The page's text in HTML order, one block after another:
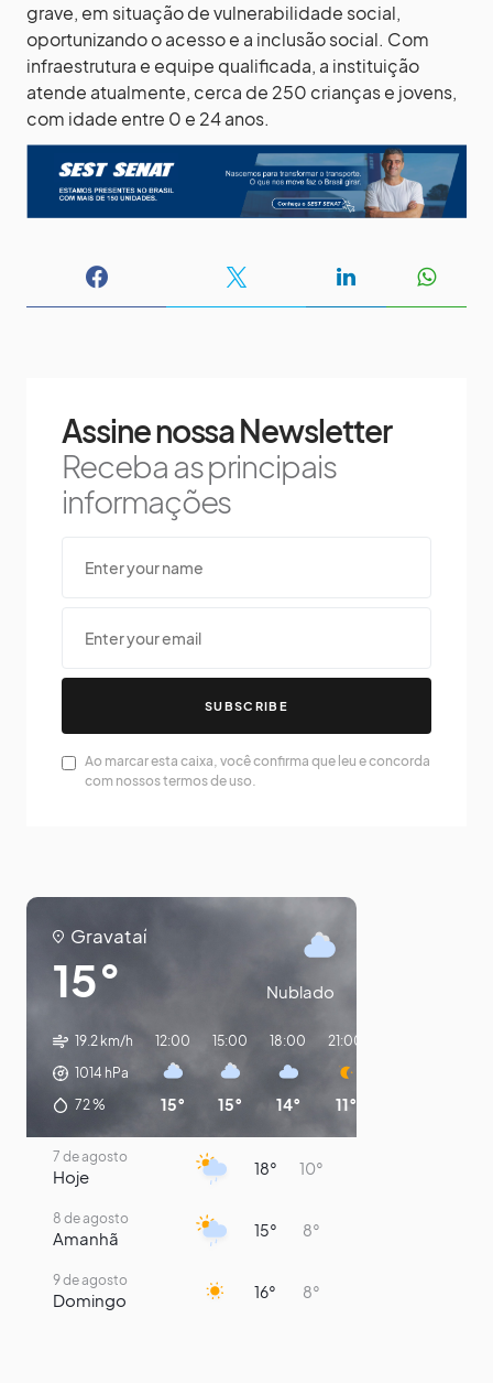
grave, em situação de vulnerabilidade social,
oportunizando o acesso e a inclusão social. Com
infraestrutura e equipe qualificada, a instituição
atende atualmente, cerca de 250 crianças e jovens,
com idade entre 0 e 24 anos.
Assine nossa Newsletter
Receba as principais
informações
SUBSCRIBE
Ao marcar esta caixa, você confirma que leu e concorda
com nossos termos de uso.
Gravataí
15° Nublado
19.2 km/h
1014 hPa
72%
12:00
15°
15:00
15°
18:00
14°
21:00
11°
7 de agosto
Hoje 18° 10°
8 de agosto
Amanhã 15° 8°
9 de agosto
Domingo 16° 8°